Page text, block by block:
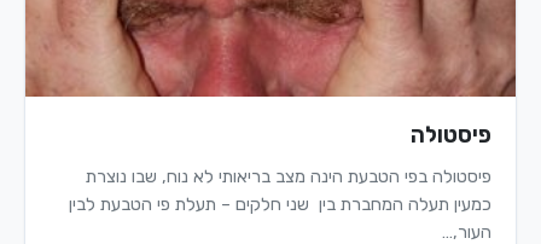
פיסטולה
פיסטולה בפי הטבעת הינה מצב בריאותי לא נוח, שבו נוצרת
כמעין תעלה המחברת בין שני חלקים – תעלת פי הטבעת לבין
העור,…